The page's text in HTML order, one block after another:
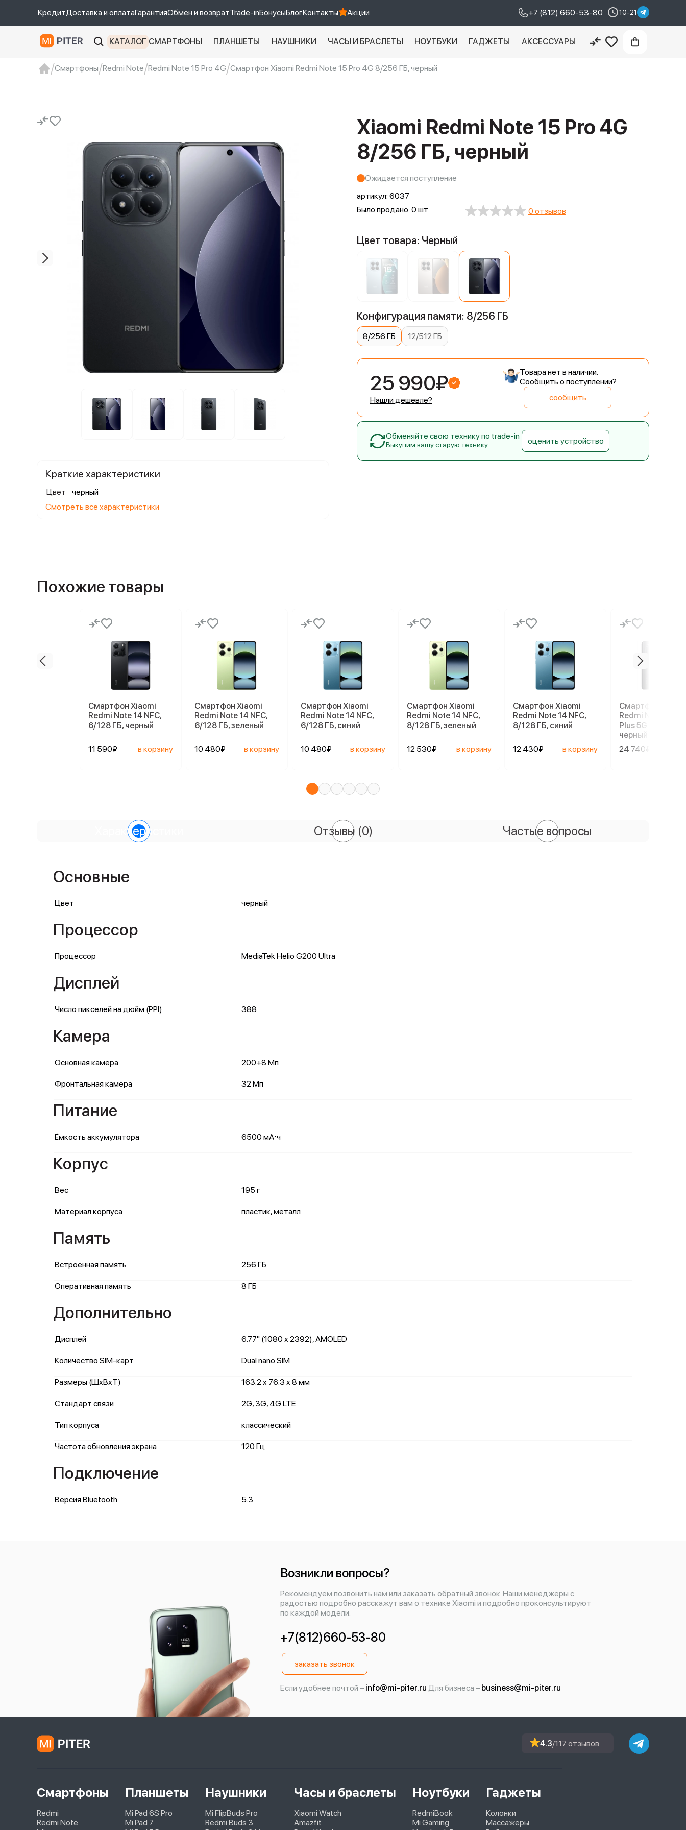
КредитДоставка и оплатаГарантияОбмен и возвратTrade-inБонусыБлогКонтакты Акции +7 (812) 660-53-80 10-21
КАТАЛОГ СМАРТФОНЫ ПЛАНШЕТЫ НАУШНИКИ ЧАСЫ И БРАСЛЕТЫ НОУТБУКИ ГАДЖЕТЫ АКСЕССУАРЫ
Смартфоны Redmi Note Redmi Note 15 Pro 4G Смартфон Xiaomi Redmi Note 15 Pro 4G 8/256 ГБ, черный
Xiaomi Redmi Note 15 Pro 4G
8/256 ГБ, черный
Ожидается поступление
артикул: 6037
Было продано: 0 шт
0 отзывов
Краткие характеристики
Цвет
черный
Смотреть все характеристики
Цвет товара: Черный
Конфигурация памяти: 8/256 ГБ
8/256 ГБ 12/512 ГБ
25 990₽
Нашли дешевле?
Товара нет в наличии.
Сообщить о поступлении?
сообщить
Обменяйте свою технику по trade-in
Выкупим вашу старую технику оценить устройство
Похожие товары
Смартфон Xiaomi
Redmi Note 14 NFC,
6/128 ГБ, черный
11 590₽ в корзину
Смартфон Xiaomi
Redmi Note 14 NFC,
6/128 ГБ, зеленый
10 480₽ в корзину
Смартфон Xiaomi
Redmi Note 14 NFC,
6/128 ГБ, синий
10 480₽ в корзину
Смартфон Xiaomi
Redmi Note 14 NFC,
8/128 ГБ, зеленый
12 530₽ в корзину
Смартфон Xiaomi
Redmi Note 14 NFC,
8/128 ГБ, синий
12 430₽ в корзину
Смартфон
Redmi Note 14
Plus 5G 8/256 ГБ,
черный
24 740₽
Характеристики Отзывы (0) Частые вопросы
Основные
Цвет черный
Процессор
Процессор MediaTek Helio G200 Ultra
Дисплей
Число пикселей на дюйм (PPI) 388
Камера
Основная камера 200+8 Мп
Фронтальная камера 32 Мп
Питание
Ёмкость аккумулятора 6500 мА⋅ч
Корпус
Вес 195 г
Материал корпуса пластик, металл
Память
Встроенная память 256 ГБ
Оперативная память 8 ГБ
Дополнительно
Дисплей 6.77" (1080 x 2392), AMOLED
Количество SIM-карт Dual nano SIM
Размеры (ШxВxТ) 163.2 x 76.3 x 8 мм
Стандарт связи 2G, 3G, 4G LTE
Тип корпуса классический
Частота обновления экрана 120 Гц
Подключение
Версия Bluetooth 5.3
Возникли вопросы?
Рекомендуем позвонить нам или заказать обратный звонок. Наши менеджеры с
радостью подробно расскажут вам о технике Xiaomi и подробно проконсультируют
по каждой модели.
+7(812)660-53-80
заказать звонок
Если удобнее почтой – info@mi-piter.ru Для бизнеса – business@mi-piter.ru
4.3/117 отзывов
Смартфоны
Redmi
Redmi Note
Планшеты
Mi Pad 6S Pro
Mi Pad 7
Наушники
Mi FlipBuds Pro
Redmi Buds 3
Часы и браслеты
Xiaomi Watch
Amazfit
Ноутбуки
RedmiBook
Mi Gaming
Гаджеты
Колонки
Массажеры